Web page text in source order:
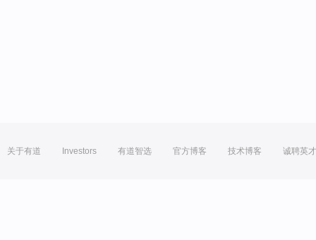
关于有道 Investors 有道智选 官方博客 技术博客 诚聘英才